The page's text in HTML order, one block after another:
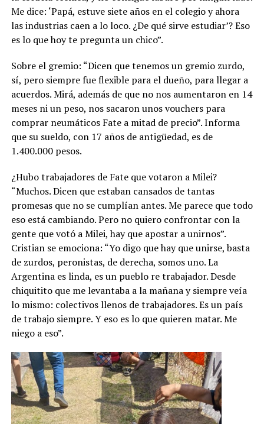
Me dice: ‘Papá, estuve siete años en el colegio y ahora
las industrias caen a lo loco. ¿De qué sirve estudiar’? Eso
es lo que hoy te pregunta un chico”.
Sobre el gremio: “Dicen que tenemos un gremio zurdo,
sí, pero siempre fue flexible para el dueño, para llegar a
acuerdos. Mirá, además de que no nos aumentaron en 14
meses ni un peso, nos sacaron unos vouchers para
comprar neumáticos Fate a mitad de precio”. Informa
que su sueldo, con 17 años de antigüedad, es de
1.400.000 pesos.
¿Hubo trabajadores de Fate que votaron a Milei?
“Muchos. Dicen que estaban cansados de tantas
promesas que no se cumplían antes. Me parece que todo
eso está cambiando. Pero no quiero confrontar con la
gente que votó a Milei, hay que apostar a unirnos”.
Cristian se emociona: “Yo digo que hay que unirse, basta
de zurdos, peronistas, de derecha, somos uno. La
Argentina es linda, es un pueblo re trabajador. Desde
chiquitito que me levantaba a la mañana y siempre veía
lo mismo: colectivos llenos de trabajadores. Es un país
de trabajo siempre. Y eso es lo que quieren matar. Me
niego a eso”.